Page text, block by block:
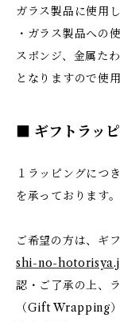
ガラス製品に使用
・ガラス製品への
スポンジ、金属た
となりますので使
■ ギフトラッ
１ラッピングにつ
を承っております。
ご希望の方は、ギ
shi-no-
認・ご了承の上、
（Gift Wrapping